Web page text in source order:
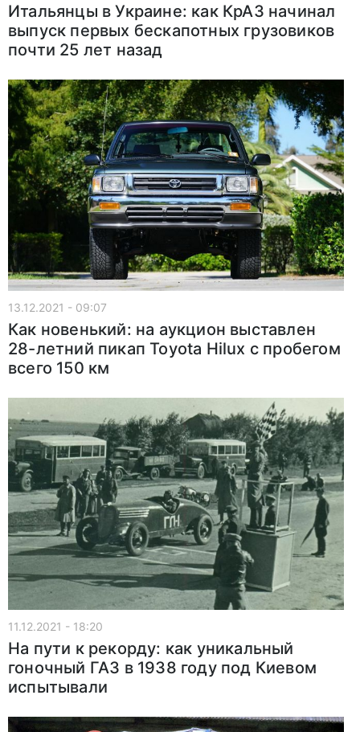
Итальянцы в Украине: как КрАЗ начинал
выпуск первых бескапотных грузовиков
почти 25 лет назад
13.12.2021 - 09:07
Как новенький: на аукцион выставлен
28-летний пикап Toyota Hilux с пробегом
всего 150 км
11.12.2021 - 18:20
На пути к рекорду: как уникальный
гоночный ГАЗ в 1938 году под Киевом
испытывали